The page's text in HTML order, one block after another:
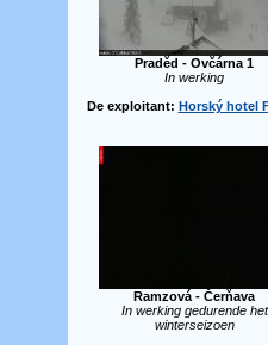
Praděd - Ovčárna 1
In werking
De exploitant: Horský hotel
Ramzová - Čerňava
In werking gedurende het
winterseizoen